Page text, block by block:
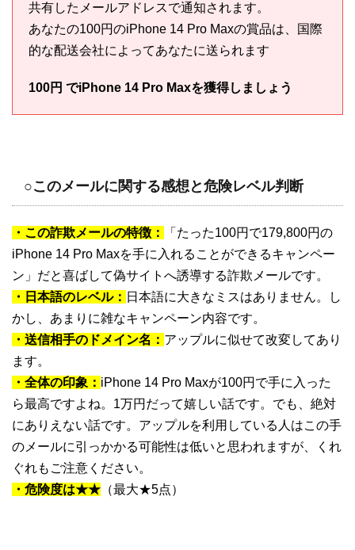
共有したメールアドレスで通知されます。
あなたの100円のiPhone 14 Pro Maxの賞品は、国際
的な配送会社によってあなたに送られます
100円 でiPhone 14 Pro Maxを獲得しましょう
○このメールに関する感想と危険レベル判断
・この詐欺メールの特徴：
「たった100円で179,800円の
iPhone 14 Pro Maxを手に入れることができるキャンペー
ン」だと喜ばして偽サイトへ誘導する詐欺メールです。
・日本語のレベル： 日本語に大きなミスはありません。し
かし、あまりに雑なキャンペーン内容です。
・送信相手のドメイン名： アップルに似せて改変してあり
ます。
・全体の印象： iPhone 14 Pro Maxが100円で手に入った
ら最高ですよね。1万円だって嬉しい話です。でも、絶対
にありえない話です。アップルを利用している人はこの手
のメールに引っかかる可能性は低いと思われますが、くれ
ぐれもご注意ください。
・危険度は★★ （最大★5点）